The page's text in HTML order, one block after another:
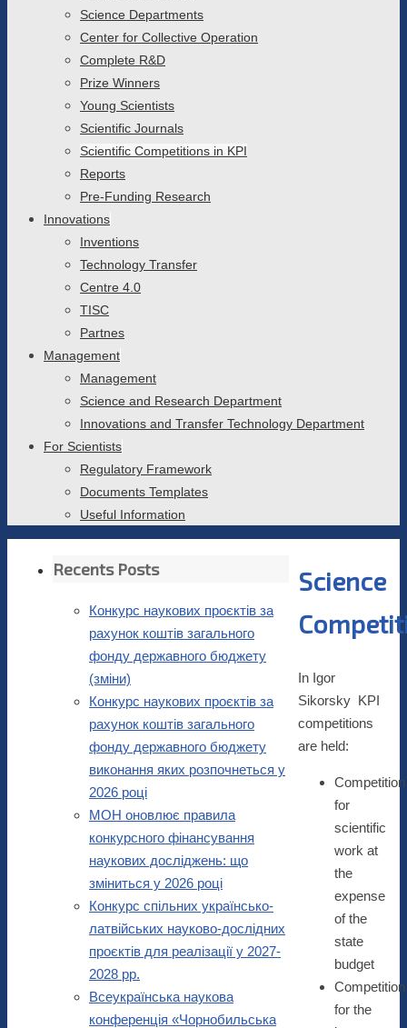
Science Departments
Center for Collective Operation
Complete R&D
Prize Winners
Young Scientists
Scientific Journals
Scientific Competitions in KPI
Reports
Pre-Funding Research
Innovations
Inventions
Technology Transfer
Centre 4.0
TISC
Partnes
Management
Management
Science and Research Department
Innovations and Transfer Technology Department
For Scientists
Regulatory Framework
Documents Templates
Useful Information
Science
In Igor
Sikorsky KPI
competitions
are held:
Competition
for
scientific
work at
the
expense
of the
state
budget
Competition
for the
Recents Posts
Конкурс наукових проєктів за
рахунок коштів загального
фонду державного бюджету
(зміни)
Конкурс наукових проєктів за
рахунок коштів загального
фонду державного бюджету
виконання яких розпочнеться у
2026 році
МОН оновлює правила
конкурсного фінансування
наукових досліджень: що
зміниться у 2026 році
Конкурс спільних українсько-
латвійських науково-дослідних
проєктів для реалізації у 2027-
2028 рр.
Всеукраїнська наукова
конференція «Чорнобильська